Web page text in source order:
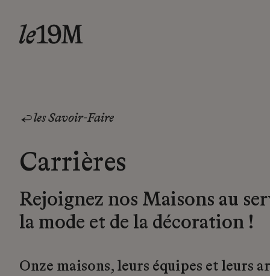
les Savoir-Faire
Carrières
Rejoignez nos Maisons au
la mode et de la décoration !
Onze maisons, leurs équipes et leurs